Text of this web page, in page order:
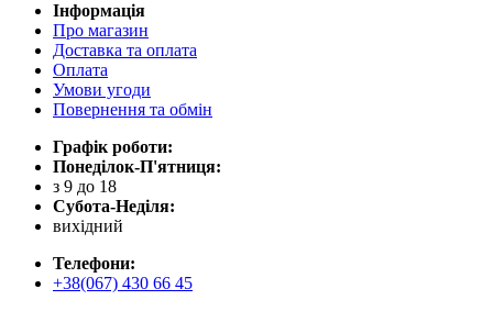
Інформація
Про магазин
Доставка та оплата
Оплата
Умови угоди
Повернення та обмін
Графік роботи:
Понеділок-П'ятниця:
з 9 до 18
Субота-Неділя:
вихідний
Телефони:
+38(067) 430 66 45